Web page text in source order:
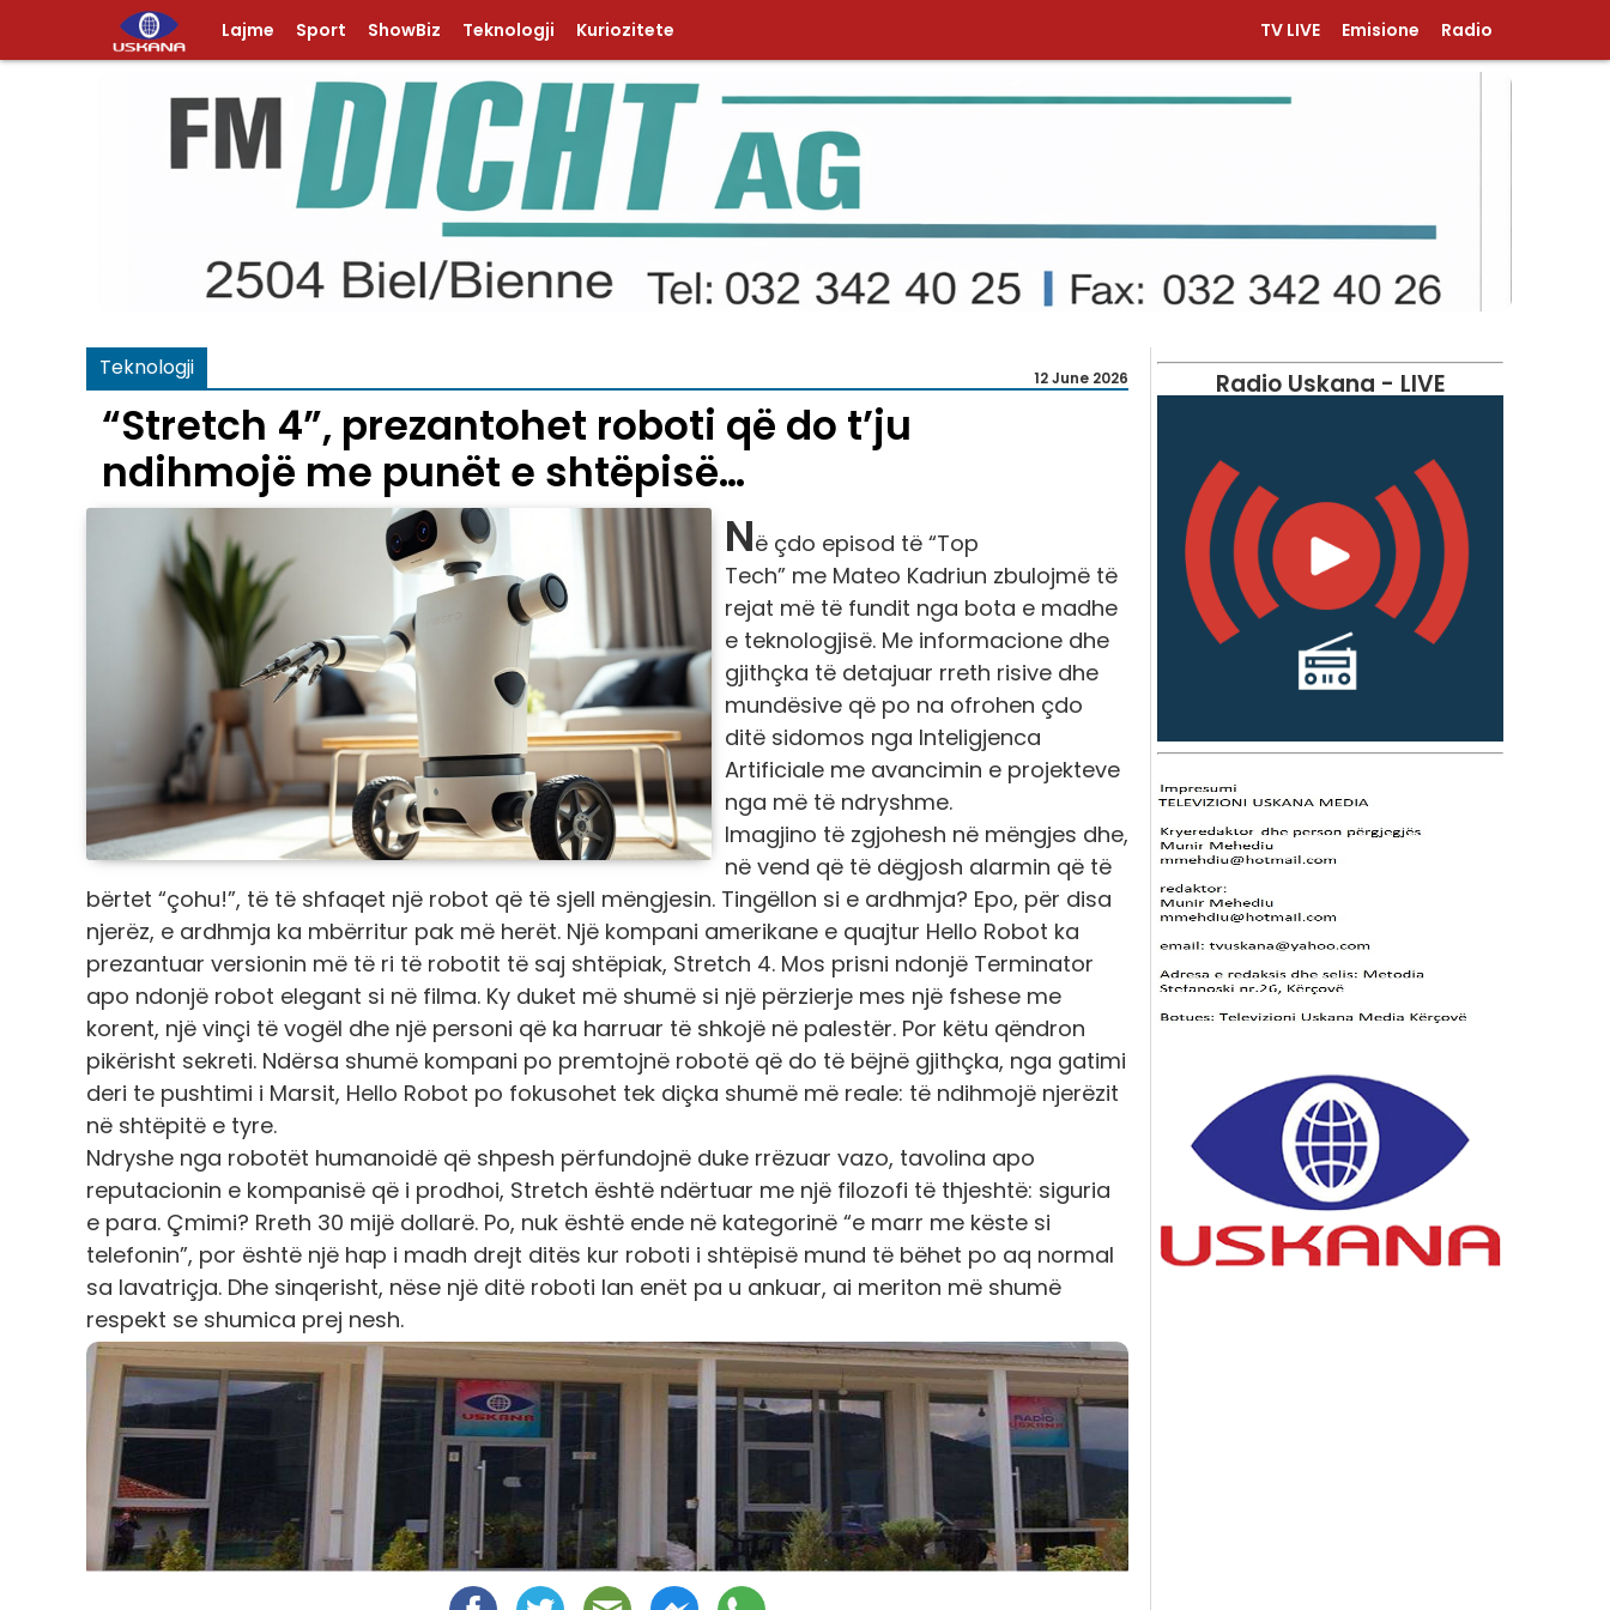
Lajme Sport ShowBiz Teknologji Kuriozitete TV LIVE Emisione Radio
Teknologji 12 June 2026
“Stretch 4”, prezantohet roboti që do t’ju
ndihmojë me punët e shtëpisë…
Në çdo episod të “Top
Tech” me Mateo Kadriun zbulojmë të
rejat më të fundit nga bota e madhe
e teknologjisë. Me informacione dhe
gjithçka të detajuar rreth risive dhe
mundësive që po na ofrohen çdo
ditë sidomos nga Inteligjenca
Artificiale me avancimin e projekteve
nga më të ndryshme.
Imagjino të zgjohesh në mëngjes dhe,
në vend që të dëgjosh alarmin që të
bërtet “çohu!”, të të shfaqet një robot që të sjell mëngjesin. Tingëllon si e ardhmja? Epo, për disa
njerëz, e ardhmja ka mbërritur pak më herët. Një kompani amerikane e quajtur Hello Robot ka
prezantuar versionin më të ri të robotit të saj shtëpiak, Stretch 4. Mos prisni ndonjë Terminator
apo ndonjë robot elegant si në filma. Ky duket më shumë si një përzierje mes një fshese me
korent, një vinçi të vogël dhe një personi që ka harruar të shkojë në palestër. Por këtu qëndron
pikërisht sekreti. Ndërsa shumë kompani po premtojnë robotë që do të bëjnë gjithçka, nga gatimi
deri te pushtimi i Marsit, Hello Robot po fokusohet tek diçka shumë më reale: të ndihmojë njerëzit
në shtëpitë e tyre.
Ndryshe nga robotët humanoidë që shpesh përfundojnë duke rrëzuar vazo, tavolina apo
reputacionin e kompanisë që i prodhoi, Stretch është ndërtuar me një filozofi të thjeshtë: siguria
e para. Çmimi? Rreth 30 mijë dollarë. Po, nuk është ende në kategorinë “e marr me këste si
telefonin”, por është një hap i madh drejt ditës kur roboti i shtëpisë mund të bëhet po aq normal
sa lavatriçja. Dhe sinqerisht, nëse një ditë roboti lan enët pa u ankuar, ai meriton më shumë
respekt se shumica prej nesh.
Radio Uskana - LIVE